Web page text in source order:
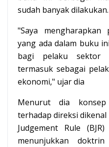
sudah banyak dilakukan.
"Saya mengharapkan
yang ada dalam buku
bagi pelaku sektor
termasuk sebagai
ekonomi," ujar dia
Menurut dia
terhadap direksi
Judgement Rule
menunjukkan